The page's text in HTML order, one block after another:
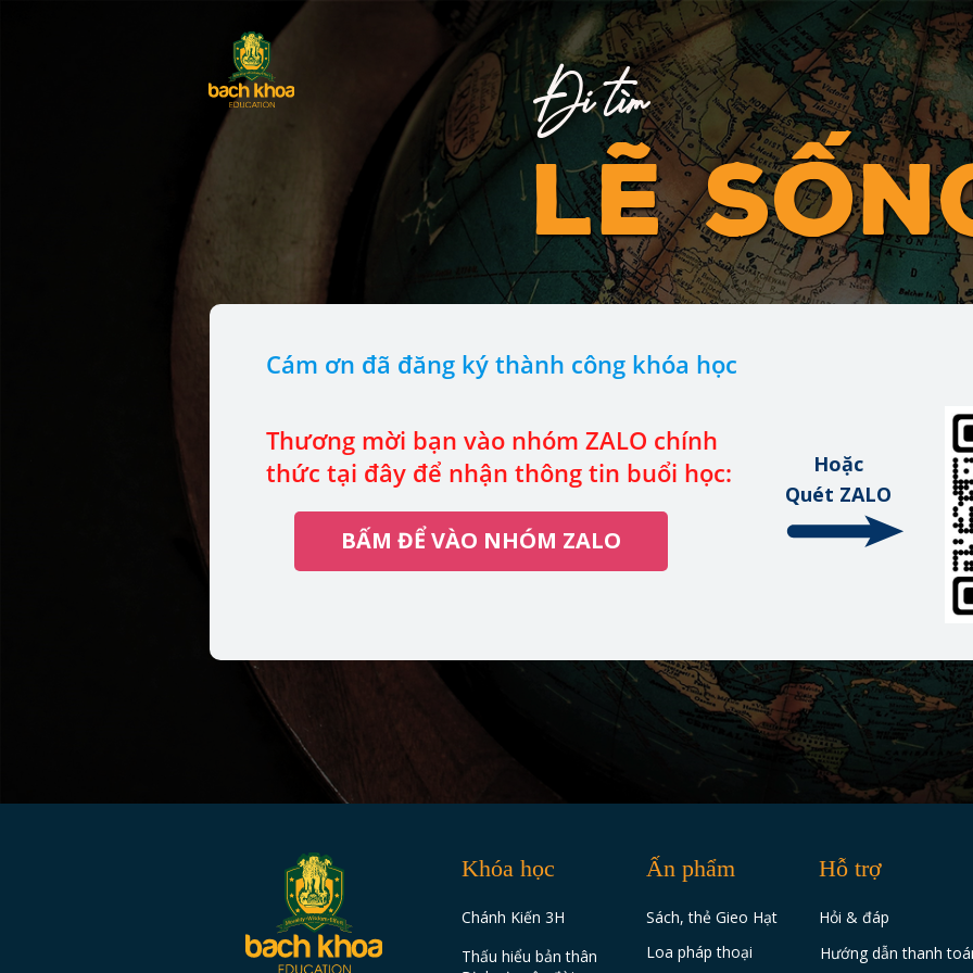
Đi tìm
lẽ
BẤM ĐỂ VÀO NHÓM ZALO
Thương mời bạn vào nhóm ZALO chính
thức tại đây để nhận thông tin buổi học:
Hoặc
Quét ZALO
Cám ơn đã đăng ký thành công khóa học
Ấn phẩm
Sách, thẻ Gieo Hạt
Loa pháp thoại
Khóa học
Chánh Kiến 3H
Thấu hiểu bản thân
Hỗ trợ
Hỏi & đáp
Hướng dẫn thanh